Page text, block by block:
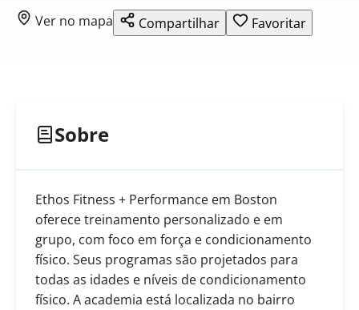
Ver no mapa Compartilhar Favoritar
Sobre
Ethos Fitness + Performance em Boston
oferece treinamento personalizado e em
grupo, com foco em força e condicionamento
físico. Seus programas são projetados para
todas as idades e níveis de condicionamento
físico. A academia está localizada no bairro